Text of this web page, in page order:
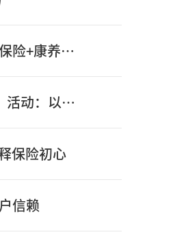
信泰保险新版官网正式上线：以数字化新窗口助力“保险+康养”高质量发展
信泰保险全面启动2026年“7.8全国保险公众宣传日”活动：以奋进姿态书写“十五五”开局之年保险答卷
保险初心
信赖